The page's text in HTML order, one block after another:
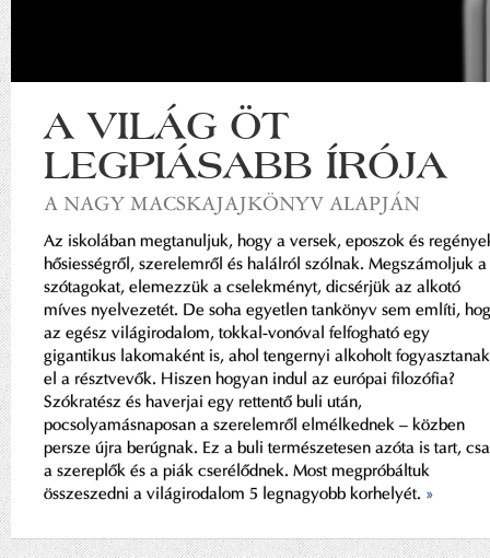
A VILÁG ÖT
LEGPIÁSABB ÍRÓJA
A NAGY MACSKAJAJKÖNYV ALAPJÁN
Az iskolában megtanuljuk, hogy a versek, eposzok és
hősiességről, szerelemről és halálról szólnak. Megszámoljuk a
szótagokat, elemezzük a cselekményt, dicsérjük az alkotó
míves nyelvezetét. De soha egyetlen tankönyv sem említi,
az egész világirodalom, tokkal-vonóval felfogható egy
gigantikus lakomaként is, ahol tengernyi alkoholt fogyasztanak
el a résztvevők. Hiszen hogyan indul az európai filozófia?
Szókratész és haverjai egy rettentő buli után,
pocsolyamásnaposan a szerelemről elmélkednek – közben
persze újra berúgnak. Ez a buli természetesen azóta is tart,
a szereplők és a piák cserélődnek. Most megpróbáltuk
összeszedni a világirodalom 5 legnagyobb korhelyét. »